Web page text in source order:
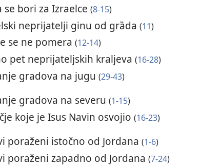
se bori za Izraelce (8-15)
neprijatelji ginu od grȁda(11)
se ne pomera(12-14)
pet neprijateljskih kraljeva (16-28)
gradova na jugu (29-43)
gradova na severu (1-15)
koje je Isus Navin osvojio (16-23)
poraženi istočno od Jordana (1-6)
poraženi zapadno od Jordana (7-24)